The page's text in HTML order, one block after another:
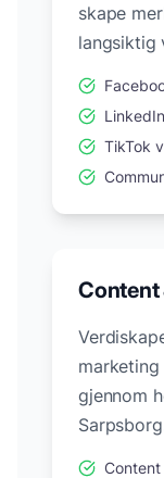
skape
langsiktig
TikTok
Content
gjennom
Sarpsborg